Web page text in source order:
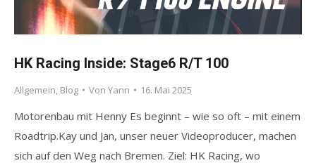
HK Racing Inside: Stage6 R/T 100
Allgemein Blog Von Yann 16. Mai 2025
Motorenbau mit Henny Es beginnt – wie so oft – mit einem
Roadtrip.Kay und Jan, unser neuer Videoproducer, machen
sich auf den Weg nach Bremen. Ziel: HK Racing, wo